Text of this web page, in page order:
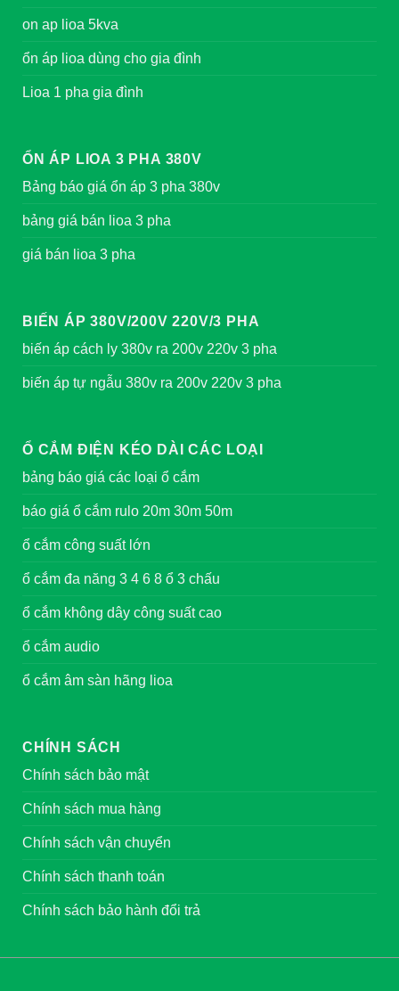
on ap lioa 5kva
ổn áp lioa dùng cho gia đình
Lioa 1 pha gia đình
ỔN ÁP LIOA 3 PHA 380V
Bảng báo giá ổn áp 3 pha 380v
bảng giá bán lioa 3 pha
giá bán lioa 3 pha
BIẾN ÁP 380V/200V 220V/3 PHA
biến áp cách ly 380v ra 200v 220v 3 pha
biến áp tự ngẫu 380v ra 200v 220v 3 pha
Ổ CẮM ĐIỆN KÉO DÀI CÁC LOẠI
bảng báo giá các loại ổ cắm
báo giá ổ cắm rulo 20m 30m 50m
ổ cắm công suất lớn
ổ cắm đa năng 3 4 6 8 ổ 3 chấu
ổ cắm không dây công suất cao
ổ cắm audio
ổ cắm âm sàn hãng lioa
CHÍNH SÁCH
Chính sách bảo mật
Chính sách mua hàng
Chính sách vận chuyển
Chính sách thanh toán
Chính sách bảo hành đổi trả